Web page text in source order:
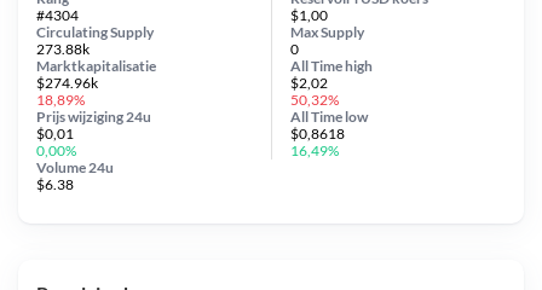
$1,00
Circulating Supply
273.88k
Prijs wijziging 24u
$0,01
0,00%
Max Supply
0
Marktkapitalisatie
$274.96k
18,89%
Volume 24u
$6.38
#4304
All Timehigh
$2,02
50,32%
All Time low
$0,8618
16,49%